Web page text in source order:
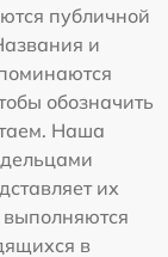
публичной
и
обозначить
Наша
их
в